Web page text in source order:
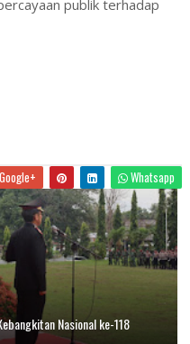
publik terhadap
Google+ Whatsapp
Nasional ke-118